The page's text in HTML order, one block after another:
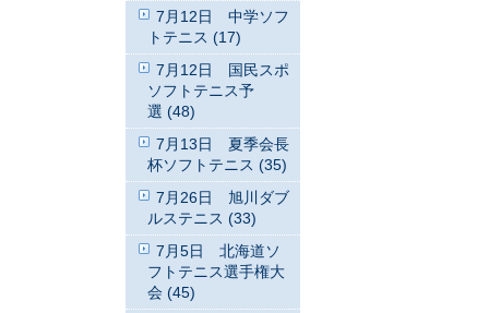
7月12日 中学ソフ
トテニス (17)
7月12日 国民スポ
ソフトテニス予
選 (48)
7月13日 夏季会長
杯ソフトテニス (35)
7月26日 旭川ダブ
ルステニス (33)
7月5日 北海道ソ
フトテニス選手権大
会 (45)